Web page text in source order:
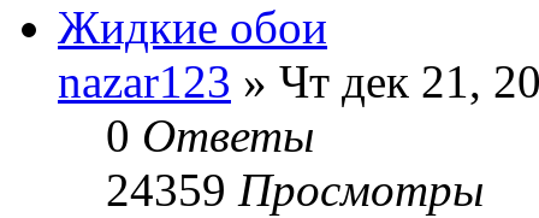
Жидкие обои
nazar123 » Чт дек 21,
0 Ответы
24359 Просмотры